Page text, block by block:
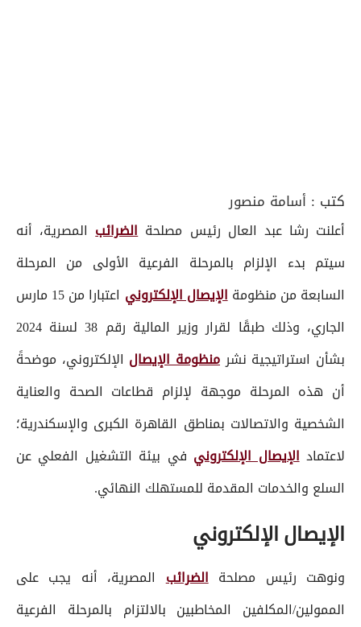
كتب : أسامة منصور
أعلنت رشا عبد العال رئيس مصلحةالضرائبالمصرية، أنه
سيتم بدء الإلزام بالمرحلة الفرعية الأولى من المرحلة
السابعة من منظومةالإيصال الإلكتروني
اعتبارا من 15 مارس
الجاري، وذلك طبقًا لقرار وزير المالية رقم 38 لسنة 2024
بشأن استراتيجية نشرمنظومة الإيصال الإلكتروني، موضحةً
أن هذه المرحلة موجهة لإلزام قطاعات الصحة والعناية
الشخصية والاتصالات بمناطق القاهرة الكبرى والإسكندرية؛
لاعتمادالإيصال الإلكتروني في بيئة التشغيل الفعلي عن
السلع والخدمات المقدمة للمستهلك النهائي.
الإيصال الإلكتروني
ونوهت رئيس مصلحةالضرائبالمصرية، أنه يجب على
الممولين/المكلفين المخاطبين بالالتزام بالمرحلة الفرعية